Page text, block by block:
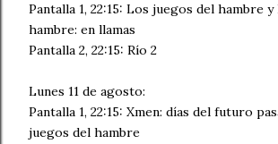
Pantalla 1, 22:15: Los juegos del hambre
hambre: en llamas
Pantalla 2, 22:15: Río 2
Lunes 11 de agosto:
Pantalla 1, 22:15: Xmen: días del futuro
juegos del hambre